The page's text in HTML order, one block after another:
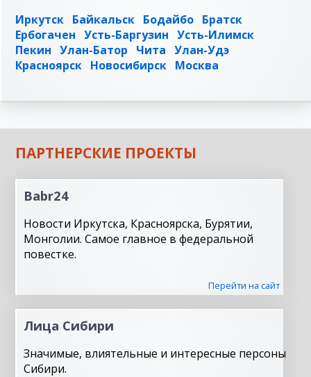
Иркутск Байкальск Бодайбо Братск
Ербогачен Усть-Баргузин Усть-Илимск
Пекин Улан-Батор Чита Улан-Удэ
Красноярск Новосибирск Москва
ПАРТНЕРСКИЕ ПРОЕКТЫ
Babr24
Новости Иркутска, Красноярска, Бурятии,
Монголии. Самое главное в федеральной
повестке.
Перейти на сайт
Лица Сибири
Значимые, влиятельные и интересные персоны
Сибири.